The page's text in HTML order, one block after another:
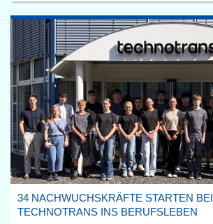
34 NACHWUCHSKRÄFTE STARTEN BEI
TECHNOTRANS INS BERUFSLEBEN